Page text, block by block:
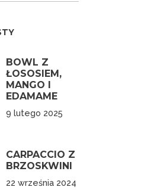
BOWL Z
ŁOSOSIEM,
MANGO I
EDAMAME
9 lutego 2025
CARPACCIO Z
BRZOSKWINI
22 września 2024